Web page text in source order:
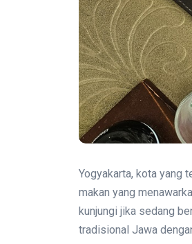
Yogyakarta, kota yang
makan yang
kunjungi jika sedang
tradisional Jawa